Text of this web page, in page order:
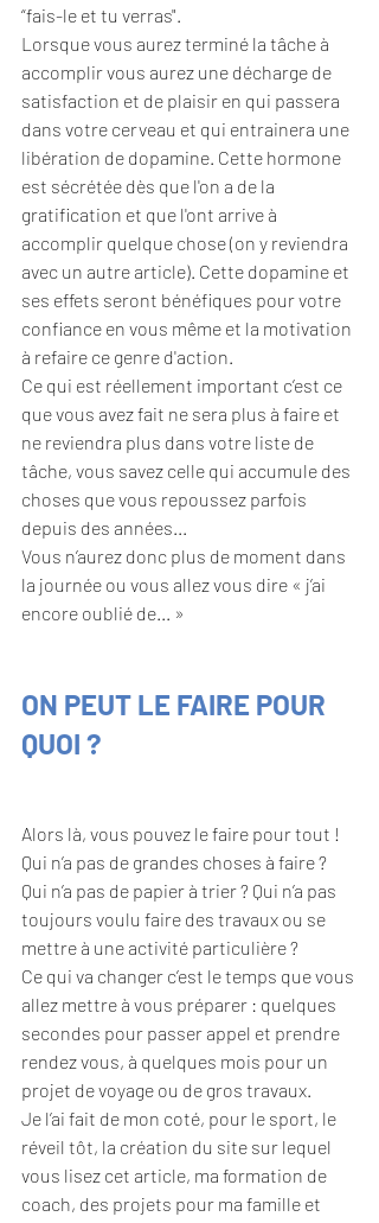
“fais-le et tu verras".
Lorsque vous aurez terminé la tâche à
accomplir vous aurez une décharge de
satisfaction et de plaisir en qui passera
dans votre cerveau et qui entrainera une
libération de dopamine. Cette hormone
est sécrétée dès que l'on a de la
gratification et que l'ont arrive à
accomplir quelque chose (on y reviendra
avec un autre article). Cette dopamine et
ses effets seront bénéfiques pour votre
confiance en vous même et la motivation
à refaire ce genre d'action.
Ce qui est réellement important c’est ce
que vous avez fait ne sera plus à faire et
ne reviendra plus dans votre liste de
tâche, vous savez celle qui accumule des
choses que vous repoussez parfois
depuis des années...
Vous n’aurez donc plus de moment dans
la journée ou vous allez vous dire « j’ai
encore oublié de... »
ON PEUT LE FAIRE POUR
QUOI ?
Alors là, vous pouvez le faire pour tout !
Qui n’a pas de grandes choses à faire ?
Qui n’a pas de papier à trier ? Qui n’a pas
toujours voulu faire des travaux ou se
mettre à une activité particulière ?
Ce qui va changer c’est le temps que vous
allez mettre à vous préparer : quelques
secondes pour passer appel et prendre
rendez vous, à quelques mois pour un
projet de voyage ou de gros travaux.
Je l’ai fait de mon coté, pour le sport, le
réveil tôt, la création du site sur lequel
vous lisez cet article, ma formation de
coach, des projets pour ma famille et